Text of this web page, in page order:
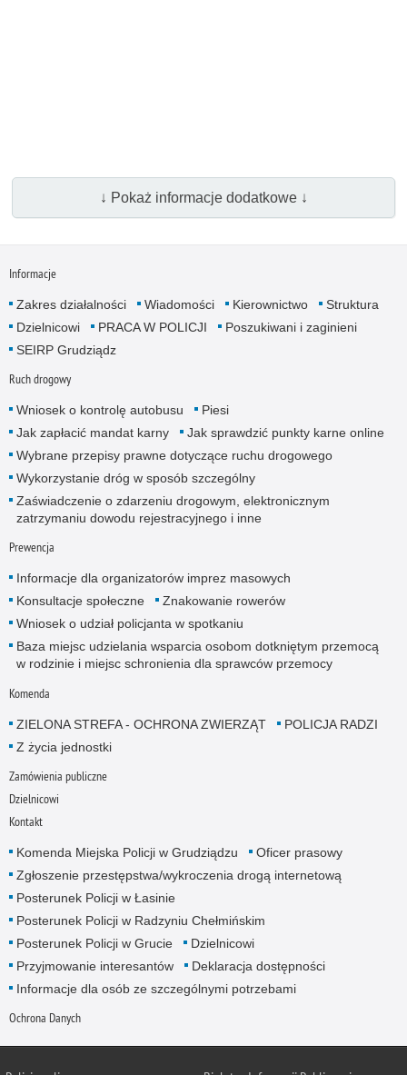
↓ Pokaż informacje dodatkowe ↓
Informacje
Zakres działalności Wiadomości Kierownictwo
Struktura
Dzielnicowi
PRACA W POLICJI
Poszukiwani i zaginieni
SEIRP Grudziądz
Ruch drogowy
Wniosek o kontrolę autobusu
Piesi
Jak zapłacić mandat karny
Jak sprawdzić punkty karne online
Wybrane przepisy prawne dotyczące ruchu drogowego
Wykorzystanie dróg w sposób szczególny
Zaświadczenie o zdarzeniu drogowym, elektronicznym
zatrzymaniu dowodu rejestracyjnego i inne
Prewencja
Informacje dla organizatorów imprez masowych
Konsultacje społeczne
Znakowanie rowerów
Wniosek o udział policjanta w spotkaniu
Baza miejsc udzielania wsparcia osobom dotkniętym przemocą
w rodzinie i miejsc schronienia dla sprawców przemocy
Komenda
ZIELONA STREFA - OCHRONA ZWIERZĄT
POLICJA RADZI
Z życia jednostki
Zamówienia publiczne
Dzielnicowi
Kontakt
Komenda Miejska Policji w Grudziądzu
Oficer prasowy
Zgłoszenie przestępstwa/wykroczenia drogą internetową
Posterunek Policji w Łasinie
Posterunek Policji w Radzyniu Chełmińskim
Posterunek Policji w Grucie
Dzielnicowi
Przyjmowanie interesantów
Deklaracja dostępności
Informacje dla osób ze szczególnymi potrzebami
Ochrona Danych